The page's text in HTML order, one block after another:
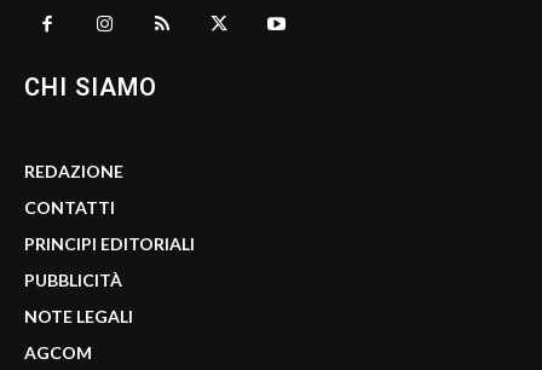
CHI SIAMO
REDAZIONE
CONTATTI
PRINCIPI EDITORIALI
PUBBLICITÀ
NOTE LEGALI
AGCOM